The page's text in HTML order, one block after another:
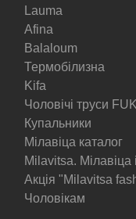
Lauma
Afina
Balaloum
Термобілизна
Kifa
Чоловічі труси
Купальники
Мілавіца каталог
Milavitsa. Мілавіца
Акція "Milavitsa
Чоловікам